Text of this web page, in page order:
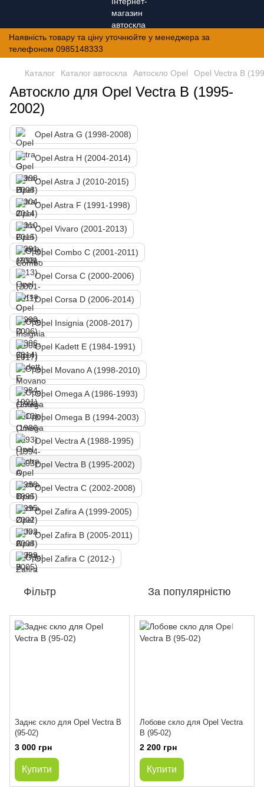
Наявність товару та ціну уточнюйте у менеджера за
телефоном 0985148333
Каталог Каталог автоскла Автоскло Opel Opel Vectra B
Автоскло для Opel Vectra B (1995-
2002)
Opel Astra G (1998-2008)
Opel Astra H (2004-2014)
Opel Astra J (2010-2015)
Opel Astra F (1991-1998)
Opel Vivaro (2001-2013)
Opel Combo C (2001-2011)
Opel Corsa C (2000-2006)
Opel Corsa D (2006-2014)
Opel Insignia (2008-2017)
Opel Kadett E (1984-1991)
Opel Movano A (1998-2010)
Opel Omega A (1986-1993)
Opel Omega B (1994-2003)
Opel Vectra A (1988-1995)
Opel Vectra B (1995-2002)
Opel Vectra C (2002-2008)
Opel Zafira A (1999-2005)
Opel Zafira B (2005-2011)
Opel Zafira C (2012-)
Фільтр За популярністю
Заднє скло для Opel Vectra B
(95-02)
3 000 грн
Купити
Лобове скло для Opel Vectra
B (95-02)
2 200 грн
Купити